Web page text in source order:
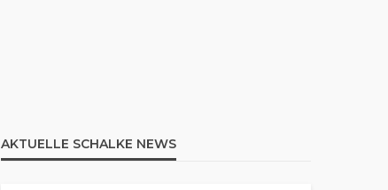
AKTUELLE SCHALKE NEWS